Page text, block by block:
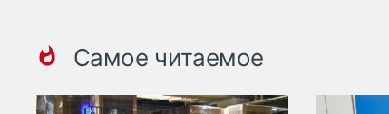
Самое читаемое